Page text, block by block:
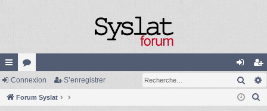
cc
ès
or
u
on
ne
’e
nr
Connexion S’enregistrer
Forum Syslat